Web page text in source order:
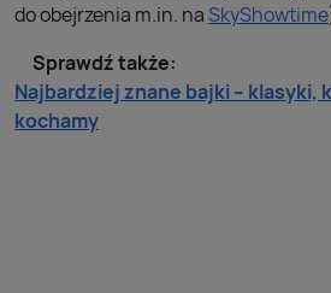
do obejrzenia m.in. na SkyShowtime
Sprawdź także:
Najbardziej znane bajki – klasyki,
kochamy